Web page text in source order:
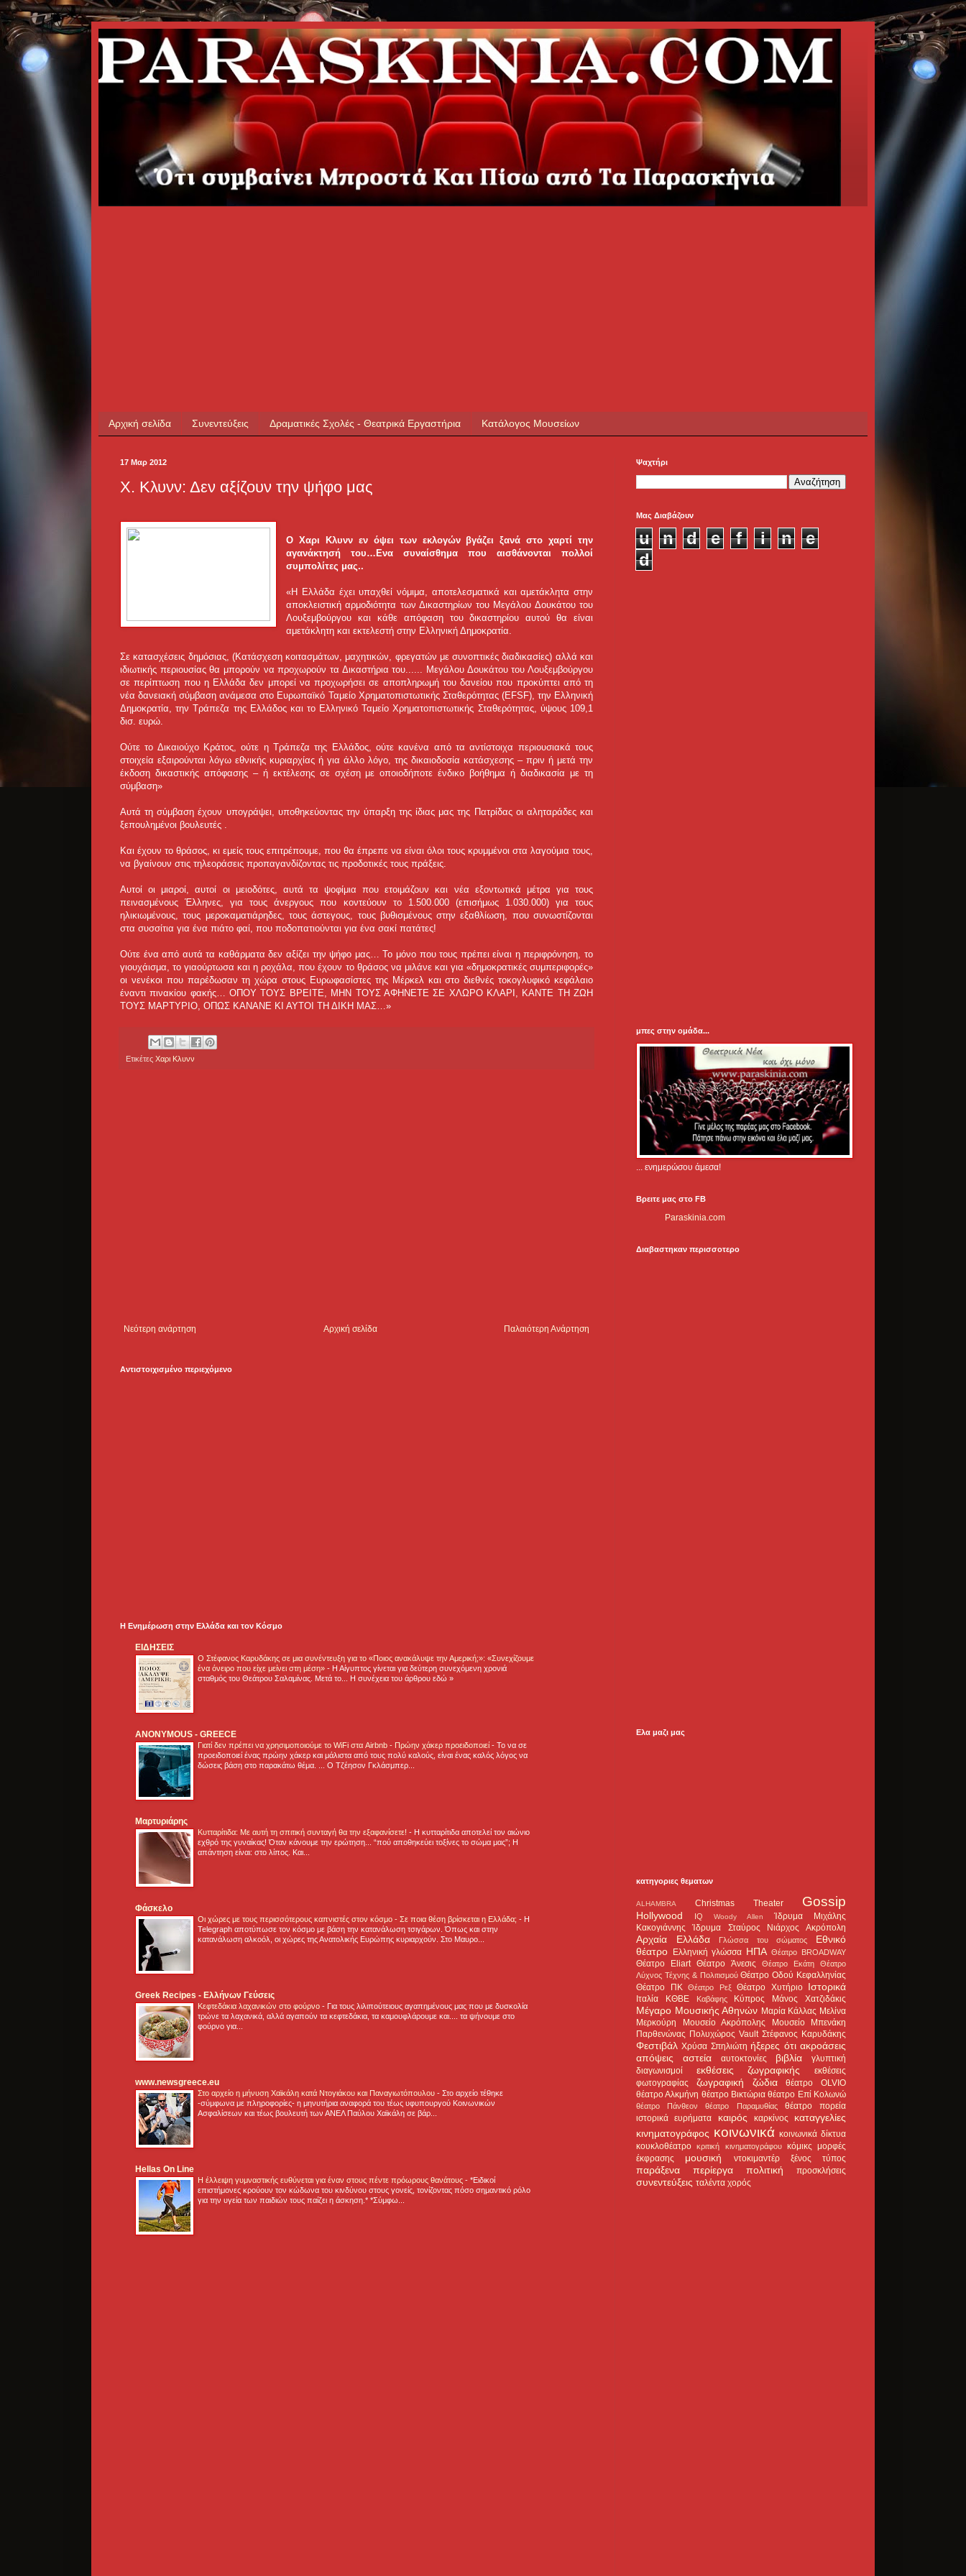
Αρχική σελίδα Συνεντεύξεις Δραματικές Σχολές - Θεατρικά Εργαστήρια Κατάλογος Μουσείων
17 Μαρ 2012
X. Κλυνν: Δεν αξίζουν την ψήφο μας
O Χαρι Κλυνν εν όψει των εκλογών βγάζει ξανά στο χαρτί την
αγανάκτησή του…Ενα συναίσθημα που αισθάνονται πολλοί
συμπολίτες μας..
«Η Ελλάδα έχει υπαχθεί νόμιμα, αποτελεσματικά και αμετάκλητα στην
αποκλειστική αρμοδιότητα των Δικαστηρίων του Μεγάλου Δουκάτου του
Λουξεμβούργου και κάθε απόφαση του δικαστηρίου αυτού θα είναι
αμετάκλητη και εκτελεστή στην Ελληνική Δημοκρατία.
Σε κατασχέσεις δημόσιας, (Κατάσχεση κοιτασμάτων, μαχητικών, φρεγατών με συνοπτικές διαδικασίες) αλλά και
ιδιωτικής περιουσίας θα μπορούν να προχωρούν τα Δικαστήρια του...... Μεγάλου Δουκάτου του Λουξεμβούργου
σε περίπτωση που η Ελλάδα δεν μπορεί να προχωρήσει σε αποπληρωμή του δανείου που προκύπτει από τη
νέα δανειακή σύμβαση ανάμεσα στο Ευρωπαϊκό Ταμείο Χρηματοπιστωτικής Σταθερότητας (EFSF), την Ελληνική
Δημοκρατία, την Τράπεζα της Ελλάδος και το Ελληνικό Ταμείο Χρηματοπιστωτικής Σταθερότητας, ύψους 109,1
δισ. ευρώ.
Ούτε το Δικαιούχο Κράτος, ούτε η Τράπεζα της Ελλάδος, ούτε κανένα από τα αντίστοιχα περιουσιακά τους
στοιχεία εξαιρούνται λόγω εθνικής κυριαρχίας ή για άλλο λόγο, της δικαιοδοσία κατάσχεσης – πριν ή μετά την
έκδοση δικαστικής απόφασης – ή εκτέλεσης σε σχέση με οποιοδήποτε ένδικο βοήθημα ή διαδικασία με τη
σύμβαση»
Αυτά τη σύμβαση έχουν υπογράψει, υποθηκεύοντας την ύπαρξη της ίδιας μας της Πατρίδας οι αληταράδες και
ξεπουλημένοι βουλευτές .
Και έχουν το θράσος, κι εμείς τους επιτρέπουμε, που θα έπρεπε να είναι όλοι τους κρυμμένοι στα λαγούμια τους,
να βγαίνουν στις τηλεοράσεις προπαγανδίζοντας τις προδοτικές τους πράξεις.
Αυτοί οι μιαροί, αυτοί οι μειοδότες, αυτά τα ψοφίμια που ετοιμάζουν και νέα εξοντωτικά μέτρα για τους
πεινασμένους Έλληνες, για τους άνεργους που κοντεύουν το 1.500.000 (επισήμως 1.030.000) για τους
ηλικιωμένους, τους μεροκαματιάρηδες, τους άστεγους, τους βυθισμένους στην εξαθλίωση, που συνωστίζονται
στα συσσίτια για ένα πιάτο φαί, που ποδοπατιούνται για ένα σακί πατάτες!
Ούτε ένα από αυτά τα καθάρματα δεν αξίζει την ψήφο μας… Το μόνο που τους πρέπει είναι η περιφρόνηση, το
γιουχάισμα, το γιαούρτωσα και η ροχάλα, που έχουν το θράσος να μιλάνε και για «δημοκρατικές συμπεριφορές»
οι νενέκοι που παρέδωσαν τη χώρα στους Ευρωφασίστες της Μέρκελ και στο διεθνές τοκογλυφικό κεφάλαιο
έναντι πινακίου φακής… ΟΠΟΥ ΤΟΥΣ ΒΡΕΙΤΕ, ΜΗΝ ΤΟΥΣ ΑΦΗΝΕΤΕ ΣΕ ΧΛΩΡΟ ΚΛΑΡΙ, ΚΑΝΤΕ ΤΗ ΖΩΗ
ΤΟΥΣ ΜΑΡΤΥΡΙΟ, ΟΠΩΣ ΚΑΝΑΝΕ ΚΙ ΑΥΤΟΙ ΤΗ ΔΙΚΗ ΜΑΣ…»
Ετικέτες Χαρι Κλυνν
Νεότερη ανάρτηση Παλαιότερη Ανάρτηση
Αρχική σελίδα
Αντιστοιχισμένο περιεχόμενο
Η Ενημέρωση στην Ελλάδα και τoν Κόσμο
ΕΙΔΗΣΕΙΣ
Ο Στέφανος Καρυδάκης σε μια συνέντευξη για το «Ποιος ανακάλυψε την Αμερική;»: «Συνεχίζουμε
ένα όνειρο που είχε μείνει στη μέση» - Η Αίγυπτος γίνεται για δεύτερη συνεχόμενη χρονιά
σταθμός του Θεάτρου Σαλαμίνας. Μετά το... Η συνέχεια του άρθρου εδώ »
ANONYMOUS - GREECE
Γιατί δεν πρέπει να χρησιμοποιούμε το WiFi στα Airbnb - Πρώην χάκερ προειδοποιεί- Το να σε
προειδοποιεί ένας πρώην χάκερ και μάλιστα από τους πολύ καλούς, είναι ένας καλός λόγος να
δώσεις βάση στο παρακάτω θέμα. ... Ο Τζέησον Γκλάσμπερ...
Μαρτυριάρης
Κυτταρίτιδα: Με αυτή τη σπιτική συνταγή θα την εξαφανίσετε! - H κυτταρίτιδα αποτελεί τον αιώνιο
εχθρό της γυναίκας! Όταν κάνουμε την ερώτηση... “πού αποθηκεύει τοξίνες το σώμα μας”; Η
απάντηση είναι: στο λίπος. Και...
Φάσκελο
Οι χώρες με τους περισσότερους καπνιστές στον κόσμο - Σε ποια θέση βρίσκεται η Ελλάδα; - Η
Telegraph αποτύπωσε τον κόσμο με βάση την κατανάλωση τσιγάρων. Όπως και στην
κατανάλωση αλκοόλ, οι χώρες της Ανατολικής Ευρώπης κυριαρχούν. Στο Μαυρο...
Greek Recipes - Ελλήνων Γεύσεις
Κεφτεδάκια λαχανικών στο φούρνο - Για τους λιλιπούτειους αγαπημένους μας που με δυσκολία
τρώνε τα λαχανικά, αλλά αγαπούν τα κεφτεδάκια, τα καμουφλάρουμε και.... τα ψήνουμε στο
φούρνο για...
www.newsgreece.eu
Στο αρχείο η μήνυση Χαϊκάλη κατά Ντογιάκου και Παναγιωτόπουλου - Στο αρχείο τέθηκε
-σύμφωνα με πληροφορίες- η μηνυτήρια αναφορά του τέως υφυπουργού Κοινωνικών
Ασφαλίσεων και τέως βουλευτή των ΑΝΕΛ Παύλου Χαϊκάλη σε βάρ...
Hellas On Line
Η έλλειψη γυμναστικής ευθύνεται για έναν στους πέντε πρόωρους θανάτους - *Ειδικοί
επιστήμονες κρούουν τον κώδωνα του κινδύνου στους γονείς, τονίζοντας πόσο σημαντικό ρόλο
για την υγεία των παιδιών τους παίζει η άσκηση.* *Σύμφω...
Ψαχτήρι
Μας Διαβάζουν
u n d e f i n
e
d
μπες στην ομάδα...
... ενημερώσου άμεσα!
Βρειτε μας στο FB
Paraskinia.com
Διαβαστηκαν περισσοτερο
Ελα μαζι μας
κατηγοριες θεματων
ALHAMBRA Christmas Theater Gossip
Hollywood IQ Woody Allen
Ίδρυμα Μιχάλης
Κακογιάννης
Ίδρυμα Σταύρος Νιάρχος Ακρόπολη
Αρχαία Ελλάδα Γλώσσα του σώματος
Εθνικό
θέατρο Ελληνική γλώσσα ΗΠΑ Θέατρο BROADWAY
Θέατρο Eliart Θέατρο Άνεσις Θέατρο Εκάτη
Θέατρο
Λύχνος Τέχνης & Πολιτισμού Θέατρο Οδού Κεφαλληνίας
Θέατρο ΠΚ
Θέατρο Ρεξ Θέατρο Χυτήριο Ιστορικά
Ιταλία ΚΘΒΕ Καβάφης Κύπρος Μάνος Χατζιδάκις
Μέγαρο Μουσικής Αθηνών Μαρία Κάλλας Μελίνα
Μερκούρη
Μουσείο Ακρόπολης
Μουσείο Μπενάκη
Παρθενώνας Πολυχώρος Vault Στέφανος Καρυδάκης
Φεστιβάλ Χρύσα Σπηλιώτη ήξερες ότι ακροάσεις
απόψεις
αστεία αυτοκτονίες βιβλία
γλυπτική
διαγωνισμοί
εκθέσεις ζωγραφικής
εκθέσεις
φωτογραφίας
ζωγραφική ζώδια
θέατρο OLVIO
θέατρο Αλκμήνη θέατρο Βικτώρια θέατρο Επί Κολωνώ
θέατρο Πάνθεον θέατρο Παραμυθίας
θέατρο πορεία
ιστορικά ευρήματα
καιρός καρκίνος
καταγγελίες
κινηματογράφος κοινωνικά κοινωνικά δίκτυα
κουκλοθέατρο
κριτική κινηματογράφου κόμικς μορφές
έκφρασης
μουσική ντοκιμαντέρ ξένος τύπος
παράξενα περίεργα πολιτική προσκλήσεις
συνεντεύξεις ταλέντα χορός